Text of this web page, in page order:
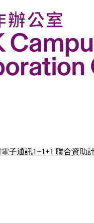
電子通訊1+1+1 聯合資助